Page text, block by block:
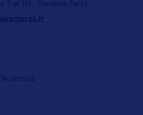
9 et 10) : Donatien Ferry